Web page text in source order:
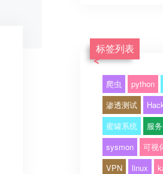
标签列表
爬虫 python
渗透测试
蜜罐系统
服
sysmon
可视
VPN
linux